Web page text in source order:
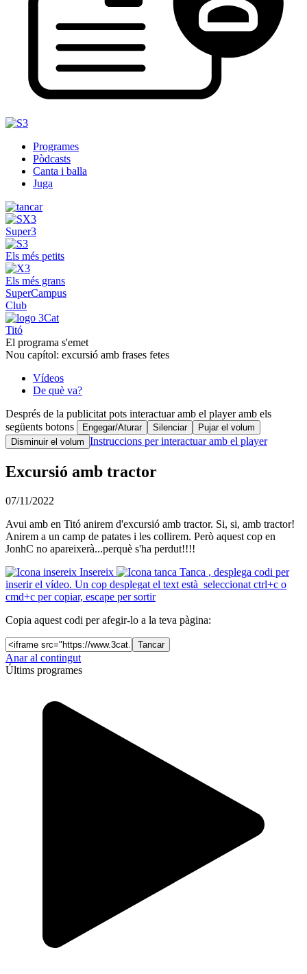
Programes
Pòdcasts
Canta i balla
Juga
Super3
Els més petits
Els més grans
SuperCampus
Club
Titó
El programa s'emet
Nou capítol: excursió amb frases fetes
Vídeos
De què va?
Després de la publicitat pots interactuar amb el player amb els
següents botons
Engegar/Aturar Silenciar
Pujar el volum
Disminuir el volum Instruccions per interactuar amb el player
Excursió amb tractor
07/11/2022
Avui amb en Titó anirem d'excursió amb tractor. Si, si, amb tractor!
Anirem a un camp de patates i les collirem. Però aquest cop en
JonhC no apareixerà...perquè s'ha perdut!!!!
Insereix
Tanca , desplega codi per
inserir el vídeo. Un cop desplegat el text està seleccionat ctrl+c o
cmd+c per copiar, escape per sortir
Copia aquest codi per afegir-lo a la teva pàgina:
Tancar
Anar al contingut
Últims programes